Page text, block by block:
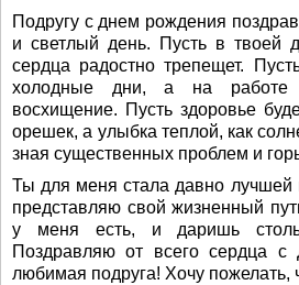
Подругу с днем рождения
и светлый день. Пусть в твоей
сердца радостно трепещет.
холодные дни, а на работе
восхищение. Пусть здоровье
орешек, а улыбка теплой, как
зная существенных проблем и
Ты для меня стала давно лучшей
представляю свой жизненный
у меня есть, и даришь
Поздравляю от всего сердца
любимая подруга! Хочу пожелать,